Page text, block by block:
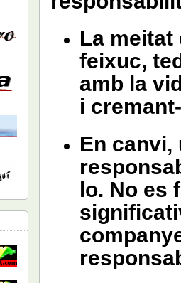
La meitat
feixuc,
amb la
i
En canvi,
lo. No es